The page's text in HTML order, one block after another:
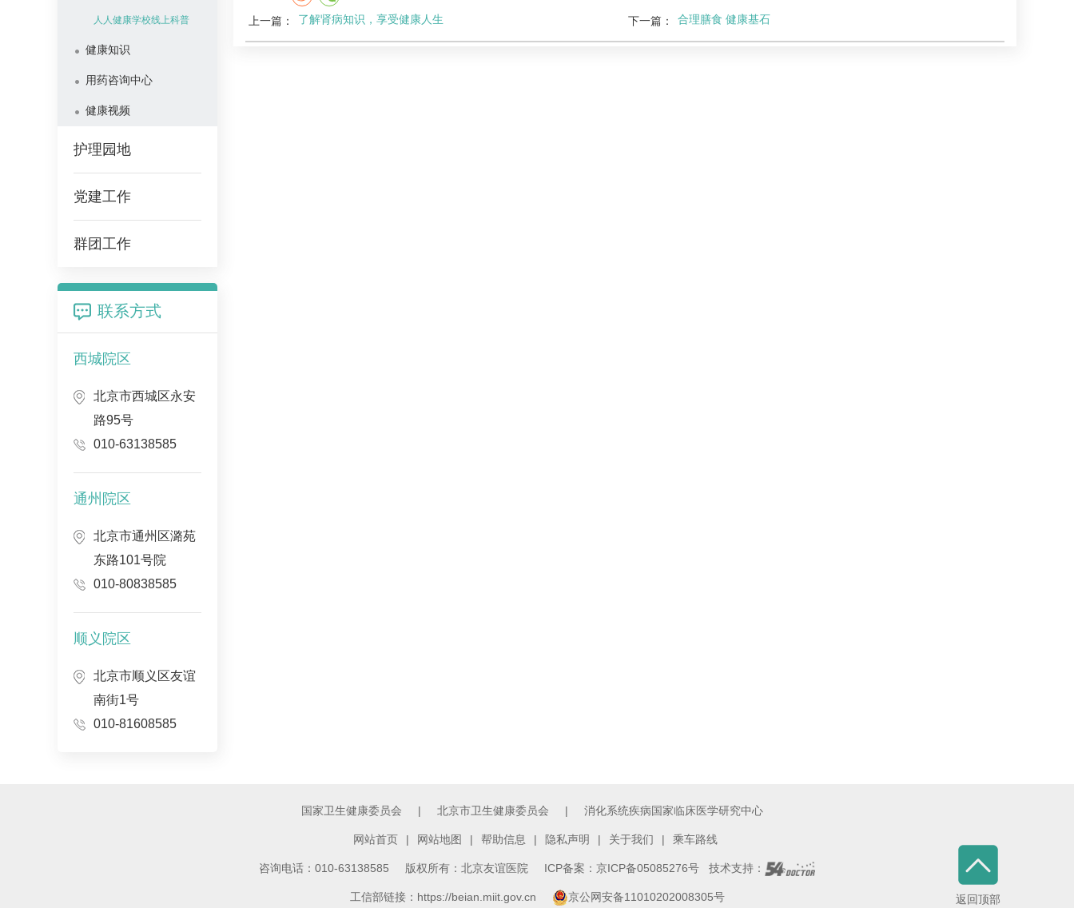
人人健康学校线上科普
健康知识
用药咨询中心
健康视频
护理园地
党建工作
群团工作
联系方式
西城院区
北京市西城区永安
路95号
010-63138585
通州院区
北京市通州区潞苑
东路101号院
010-80838585
顺义院区
北京市顺义区友谊
南街1号
010-81608585
上一篇： 了解肾病知识，享受健康人生 下一篇： 合理膳食 健康基石
国家卫生健康委员会 | 北京市卫生健康委员会 | 消化系统疾病国家临床医学研究中心
网站首页 | 网站地图 | 帮助信息 | 隐私声明 | 关于我们 | 乘车路线
咨询电话：010-63138585 版权所有：北京友谊医院 ICP备案：京ICP备05085276号 技术支持：
工信部链接：https://beian.miit.gov.cn 京公网安备11010202008305号 返回顶部